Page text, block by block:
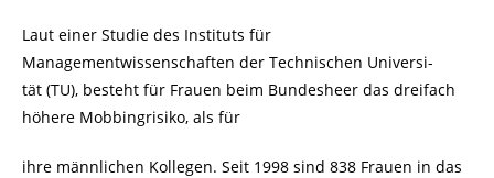
Laut einer Studie des Instituts für
Managementwissenschaften der Technischen Universi-
tät (TU), besteht für Frauen beim Bundesheer das dreifach
höhere Mobbingrisiko, als für
ihre männlichen Kollegen. Seit 1998 sind 838 Frauen in das